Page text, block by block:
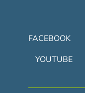
FACEBOOK
YOUTUBE